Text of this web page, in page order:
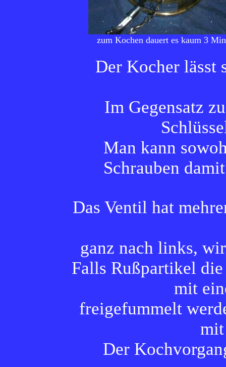
zum Kochen dauert es kaum 3
Der Kocher lässt
Im Gegensatz
Man kann
Schrauben
Das Ventil hat
ganz nach links,
Falls Rußpartikel
mit
freigefummelt
Der